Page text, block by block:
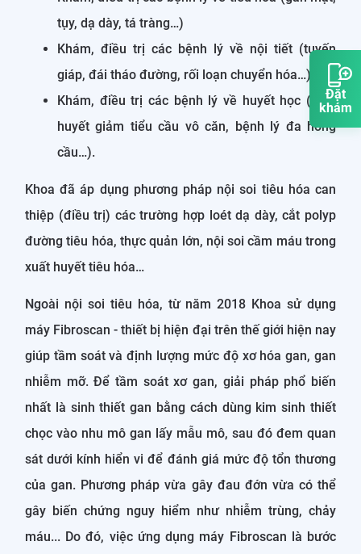
Đặt
khám
tụy, dạ dày, tá tràng…)
Khám, điều trị các bệnh lý về nội tiết (tuyến
giáp, đái tháo đường, rối loạn chuyển hóa…)
Khám, điều trị các bệnh lý về huyết học (xuất
huyết giảm tiểu cầu vô căn, bệnh lý đa hồng
cầu…).
Khoa đã áp dụng phương pháp nội soi tiêu hóa can
thiệp (điều trị) các trường hợp loét dạ dày, cắt polyp
đường tiêu hóa, thực quản lớn, nội soi cầm máu trong
xuất huyết tiêu hóa…
Ngoài nội soi tiêu hóa, từ năm 2018 Khoa sử dụng
máy Fibroscan - thiết bị hiện đại trên thế giới hiện nay
giúp tầm soát và định lượng mức độ xơ hóa gan, gan
nhiễm mỡ. Để tầm soát xơ gan, giải pháp phổ biến
nhất là sinh thiết gan bằng cách dùng kim sinh thiết
chọc vào nhu mô gan lấy mẫu mô, sau đó đem quan
sát dưới kính hiển vi để đánh giá mức độ tổn thương
của gan. Phương pháp vừa gây đau đớn vừa có thể
gây biến chứng nguy hiểm như nhiễm trùng, chảy
máu... Do đó, việc ứng dụng máy Fibroscan là bước